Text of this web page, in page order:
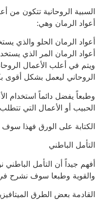
السبية الروحانية تتكون من
أعواد الرمان وهي:
أعواد الرمان الحلو والذي
أعواد الرمان المر الذي
ويتم في أعلب الأعمال
الروحاني ليعمل بشكل أقوى
وطبعاً يفضل دائماً استخدام
الحبيب أو الأعمال التي
الكتابة على الورق فهذا
التأمل الباطني
أفهم جيداً أن التأمل الباطني
والقوية وطبعا سوف نشرح
القادمة بعض الطرق